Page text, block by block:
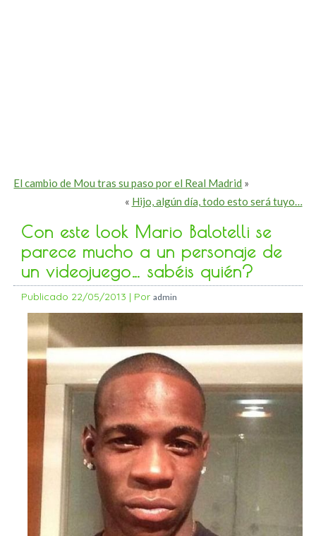
El cambio de Mou tras su paso por el Real Madrid »
« Hijo, algún día, todo esto será tuyo…
Con este look Mario Balotelli se
parece mucho a un personaje de
un videojuego… sabéis quién?
Publicado 22/05/2013 | Por admin